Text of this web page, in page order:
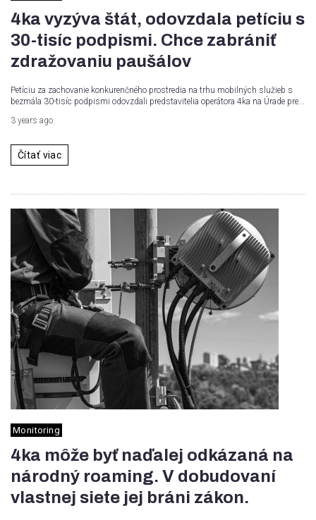
4ka vyzýva štát, odovzdala petíciu s
30-tisíc podpismi. Chce zabrániť
zdražovaniu paušálov
Petíciu za zachovanie konkurenčného prostredia na trhu mobilných služieb s
bezmála 30-tisíc podpismi odovzdali predstavitelia operátora 4ka na Úrade pre...
3 years ago
Čítať viac
Monitoring
4ka môže byť naďalej odkázaná na
národný roaming. V dobudovaní
vlastnej siete jej bráni zákon.